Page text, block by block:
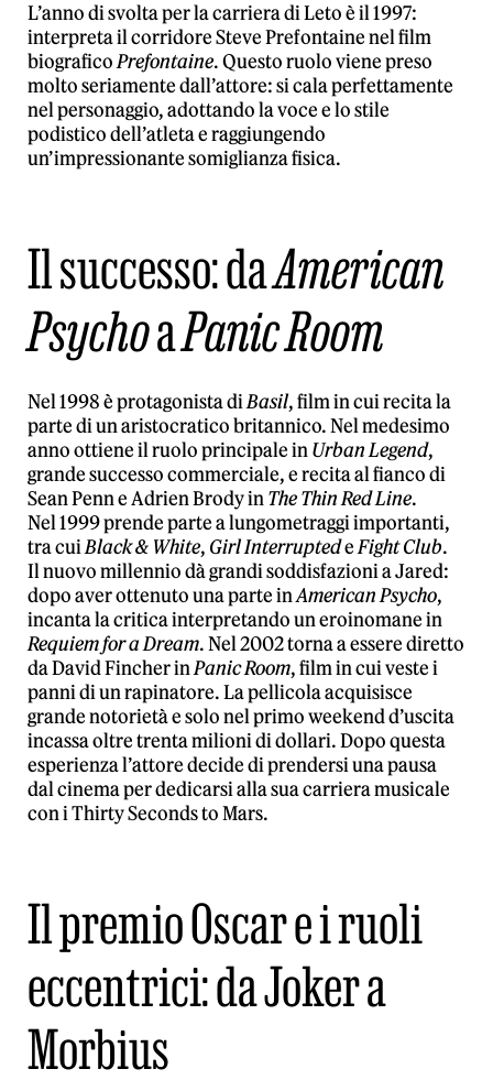
L’anno di svolta per la carriera di Leto è il 1997:
interpreta il corridore Steve Prefontaine nel film
biograficoPrefontaine. Questo ruolo viene preso
molto seriamente dall’attore: si cala perfettamente
nel personaggio, adottando la voce e lo stile
podistico dell’atleta e raggiungendo
un’impressionante somiglianza fisica.
Il successo: daAmerican
PsychoaPanic Room
Nel 1998 è protagonista diBasil, film in cui recita la
parte di un aristocratico britannico. Nel medesimo
anno ottiene il ruolo principale inUrban Legend,
grande successo commerciale, e recita al fianco di
Sean Penn e Adrien Brody inThe Thin Red Line.
Nel 1999 prende parte a lungometraggi importanti,
tra cuiBlack & White, Girl InterruptedeFight Club.
Il nuovo millennio dà grandi soddisfazioni a Jared:
dopo aver ottenuto una parte inAmerican Psycho,
incanta la critica interpretando un eroinomane in
Requiem for a Dream. Nel 2002 torna a essere diretto
da David Fincher inPanic Room, film in cui veste i
panni di un rapinatore. La pellicola acquisisce
grande notorietà e solo nel primo weekend d’uscita
incassa oltre trenta milioni di dollari. Dopo questa
esperienza l’attore decide di prendersi una pausa
dal cinema per dedicarsi alla sua carriera musicale
con i Thirty Seconds to Mars.
Il premio Oscar e i ruoli
eccentrici: da Joker a
Morbius